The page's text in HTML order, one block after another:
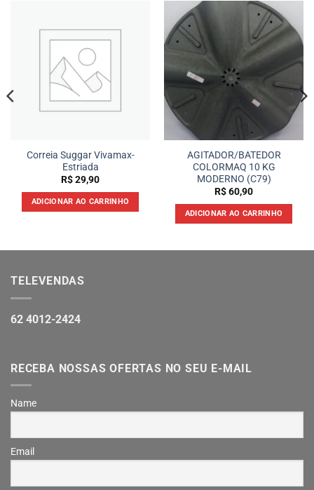
Correia Suggar Vivamax-
Estriada
R$29,90
ADICIONAR AO CARRINHO
AGITADOR/BATEDOR
COLORMAQ 10 KG
MODERNO (C79)
R$60,90
ADICIONAR AO CARRINHO
TELEVENDAS
62 4012-2424
RECEBA NOSSAS OFERTAS NO SEU E-MAIL
Name
Email